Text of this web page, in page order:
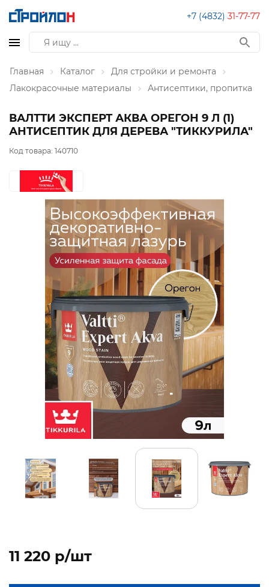
+7 (4832) 31-77-77
Главная Каталог
Для стройки и ремонта
Лакокрасочные материалы
Антисептики, пропитка
ВАЛТТИ ЭКСПЕРТ АКВА ОРЕГОН 9 Л (1)
АНТИСЕПТИК ДЛЯ ДЕРЕВА "ТИККУРИЛА"
Код товара: 140710
11 220 p/шт